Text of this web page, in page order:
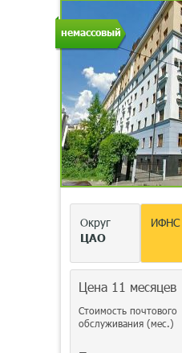
немассовый
Округ
ЦАО
ИФНС
Цена 11 месяцев
Стоимость почтового
обслуживания (мес.)